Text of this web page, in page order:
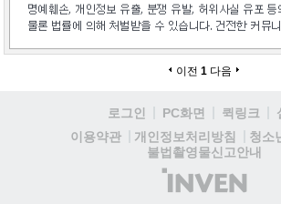
이전 1 다음
로그인 PC화면 퀵링크
이용약관
개인정보처리방침
청소
불법촬영물신고안내
(주)
인